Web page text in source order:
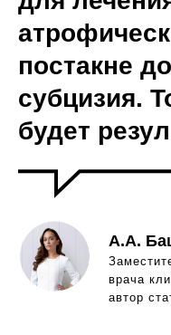
постакне
субцизия.
будет
А.А.
врача
автор